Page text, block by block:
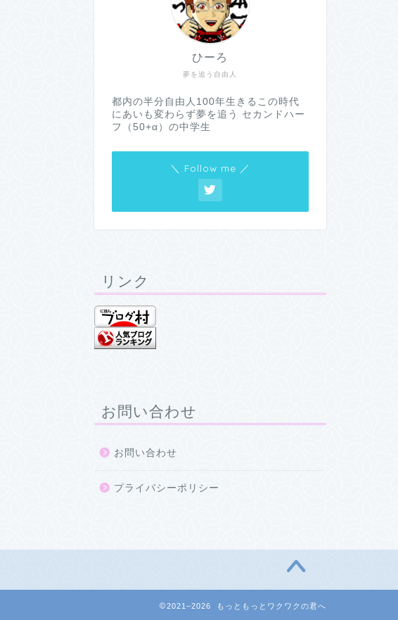
夢を追う自由人
ひーろ
都内の半分自由人100年生きるこの時代
にあいも変わらず夢を追う セカンドハー
フ（50+α）の中学生
＼ Follow me ／
リンク
お問い合わせ
お問い合わせ
プライバシーポリシー
2021–2026 もっともっとワクワクの君へ